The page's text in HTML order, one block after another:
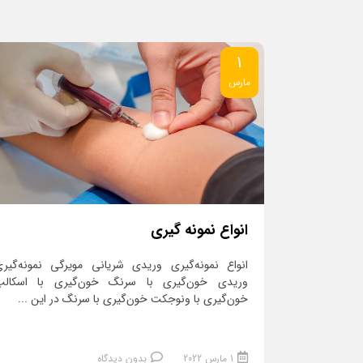
1
مارس
انواع نمونه گیری
انواع نمونه‌گیری وریدی شریانی مویرگی
وریدی خون‌گیری با سرنگ خون‌گیری با
خون‌گیری با ونوجکت خون‌گیری با سرنگ در این ...
1 مارس 2022 بدون دیدگاه